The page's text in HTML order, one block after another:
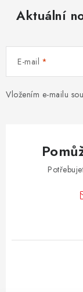
Aktuální
E-mail
Vložením e-mailu